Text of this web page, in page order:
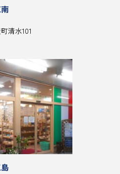
清水101